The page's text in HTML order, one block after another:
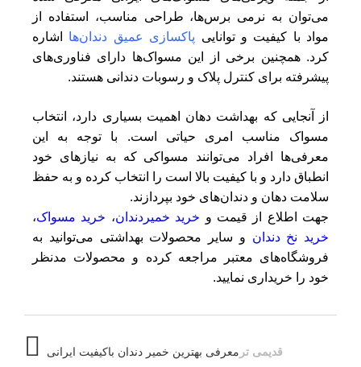
می‌توان به نرمی برس‌ها، طراحی مناسب، استفاده از
مواد با کیفیت و توانایی پاکسازی عمیق دندان‌ها اشاره
کرد. همچنین برخی از این مسواک‌ها دارای فناوری‌های
پیشرفته برای کنترل پلاک و رسوبات دندانی هستند.
از آنجایی که بهداشت دهان اهمیت بسیاری دارد، انتخاب
مسواک مناسب امری حیاتی است. با توجه به این
معرفی‌ها افراد می‌توانند مسواکی که به نیازهای خود
انطباق دارد و با کیفیت بالا است را انتخاب کرده و به حفظ
سلامت دهان و دندان‌های خود بپردازند.
جهت اطلاع از قیمت و خرید خمیردندان، خرید مسواک،
خرید نخ دندان و سایر محصولات بهداشتی می‌توانید به
فروشگاه‌های معتبر مراجعه کرده و محصولات مدنظر
خود را خریداری نمایید.
قدیمی تر معرفی بهترین خمیر دندان باکیفیت ایرانی